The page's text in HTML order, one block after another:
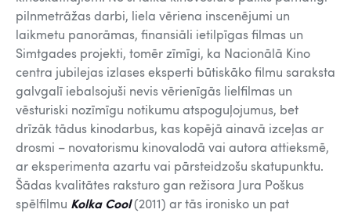
pilnmetrāžas darbi, liela vēriena inscenējumi un
laikmetu panorāmas, finansiāli ietilpīgas filmas un
Simtgades projekti, tomēr zīmīgi, ka Nacionālā Kino
centra jubilejas izlases eksperti būtiskāko filmu saraksta
galvgalī iebalsojuši nevis vērienīgās lielfilmas un
vēsturiski nozīmīgu notikumu atspoguļojumus, bet
drīzāk tādus kinodarbus, kas kopējā ainavā izceļas ar
drosmi – novatorismu kinovalodā vai autora attieksmē,
ar eksperimenta azartu vai pārsteidzošu skatupunktu.
Šādas kvalitātes raksturo gan režisora Jura Poškus
spēlfilmu Kolka Cool(2011) ar tās ironisko un pat